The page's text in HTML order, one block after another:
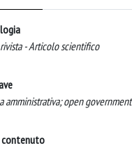
- Articolo scientifico
amministrativa; open government
contenuto